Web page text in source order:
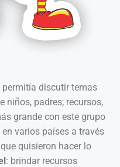
discutir temas
niños, padres; recursos,
grande con este grupo
varios países a través
quisieron hacer lo
: brindar recursos